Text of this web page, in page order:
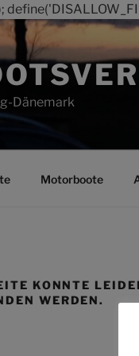
Dänemark
Motorboote
KONNTE
WERDEN.